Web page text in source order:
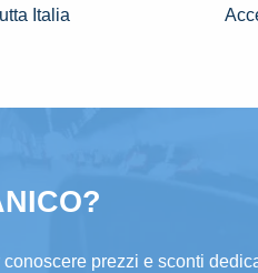
Italia
prezzi e sconti